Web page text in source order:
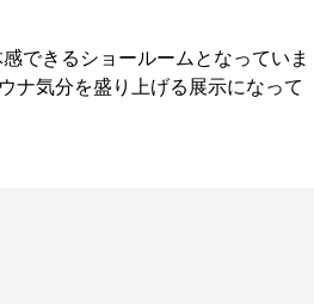
できるショールームとなっていま
ナ気分を盛り上げる展示になって